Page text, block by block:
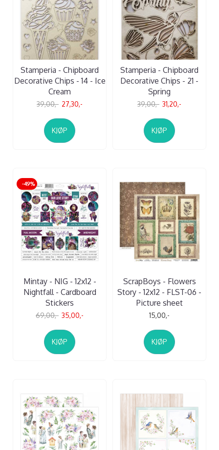
Stamperia - Chipboard
Decorative Chips - 14 - Ice
Cream
39,00,- 27,30,-
KJØP
Stamperia - Chipboard
Decorative Chips - 21 -
Spring
39,00,- 31,20,-
KJØP
-49%
Mintay - NIG - 12x12 -
Nightfall - Cardboard
Stickers
69,00,- 35,00,-
KJØP
ScrapBoys - Flowers
Story - 12x12 - FLST-06 -
Picture sheet
15,00,-
KJØP